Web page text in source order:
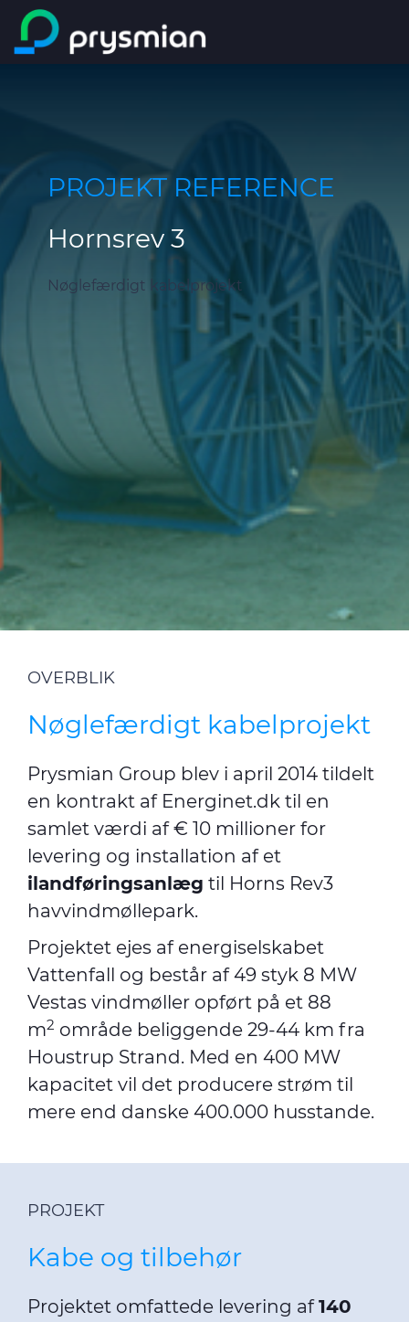
main content
EPD
DoP
DoC
Bæredygtighed
Kontakt os
Teknisk info
Medie
Nyheder
PROJEKT REFERENCE
Hornsrev 3
Nøglefærdigt kabelprojekt
OVERBLIK
Nøglefærdigt kabelprojekt
Prysmian Group blev i april 2014 tildelt
en kontrakt af Energinet.dk til en
samlet værdi af € 10 millioner for
levering og installation af et
ilandføringsanlæg til Horns Rev3
havvindmøllepark.
Projektet ejes af energiselskabet
Vattenfall og består af 49 styk 8 MW
Vestas vindmøller opført på et 88
m2 område beliggende 29-44 km fra
Houstrup Strand. Med en 400 MW
kapacitet vil det producere strøm til
mere end danske 400.000 husstande.
PROJEKT
Kabe og tilbehør
Projektet omfattede levering af140